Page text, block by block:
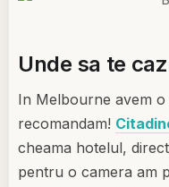
Unde sa te
In Melbourne avem
recomandam!
cheama hotelul,
pentru o camera am